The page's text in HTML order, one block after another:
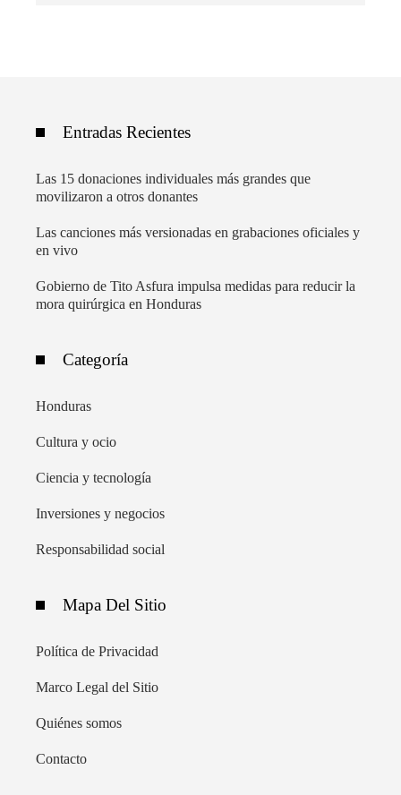
Entradas Recientes
Las 15 donaciones individuales más grandes que
movilizaron a otros donantes
Las canciones más versionadas en grabaciones oficiales y
en vivo
Gobierno de Tito Asfura impulsa medidas para reducir la
mora quirúrgica en Honduras
Categoría
Honduras
Cultura y ocio
Ciencia y tecnología
Inversiones y negocios
Responsabilidad social
Mapa Del Sitio
Política de Privacidad
Marco Legal del Sitio
Quiénes somos
Contacto